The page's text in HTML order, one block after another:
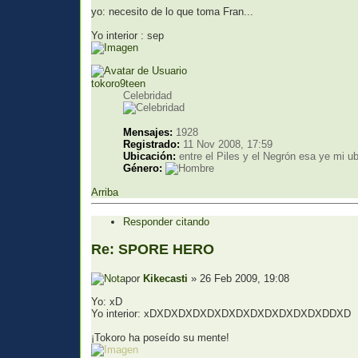
yo: necesito de lo que toma Fran...
Yo interior : sep
tokoro9teen
Celebridad
Mensajes: 1928
Registrado: 11 Nov 2008, 17:59
Ubicación: entre el Piles y el Negrón esa ye mi
Género:
Arriba
Responder citando
Re: SPORE HERO
por Kikecasti » 26 Feb 2009, 19:08
Yo: xD
Yo interior: xDXDXDXDXDXDXDXDXDXDXDXDXDDXD
¡Tokoro ha poseído su mente!